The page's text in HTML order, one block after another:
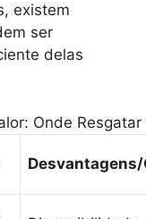
existem
ser
delas
Onde